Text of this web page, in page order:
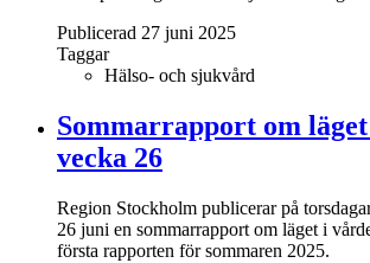
Publicerad 27 juni 2025
Taggar
Hälso- och sjukvård
Sommarrapport om
vecka 26
Region Stockholm publicerar på
26 juni en sommarrapport om läget i
första rapporten för sommaren 2025.